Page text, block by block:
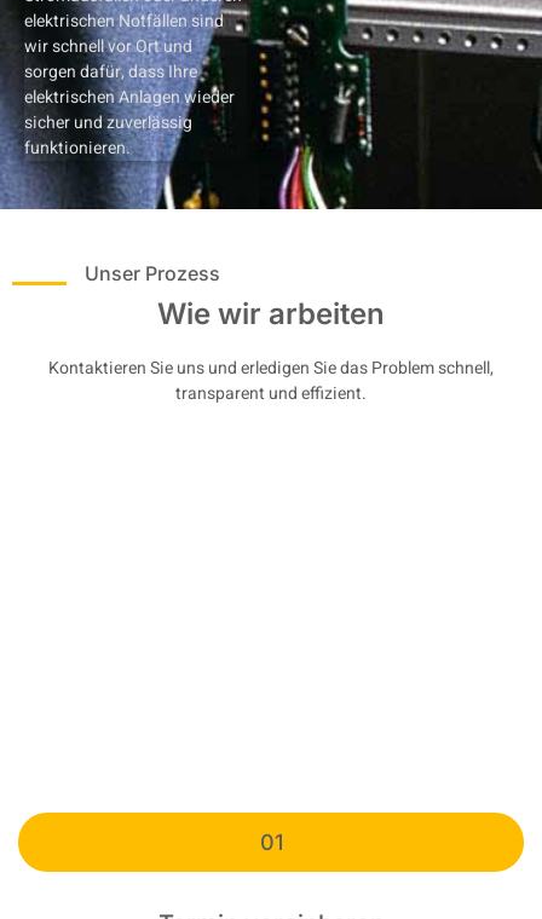
elektrischen Notfällen sind
wir schnell vor Ort und
sorgen dafür, dass Ihre
elektrischen Anlagen wieder
sicher und zuverlässig
funktionieren.
Unser Prozess
Wie wir arbeiten
Kontaktieren Sie uns und erledigen Sie das Problem schnell,
transparent und effizient.
01